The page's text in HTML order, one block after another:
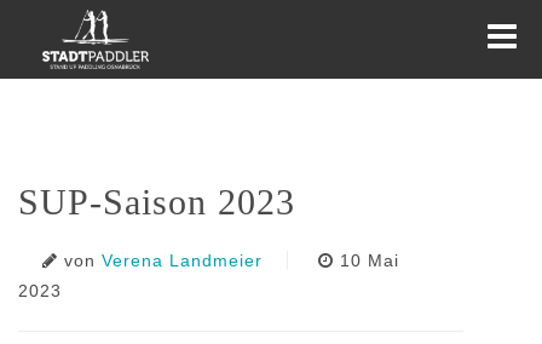
KURSE TOUREN
SUP-Saison 2023
von Verena Landmeier
10 Mai
2023